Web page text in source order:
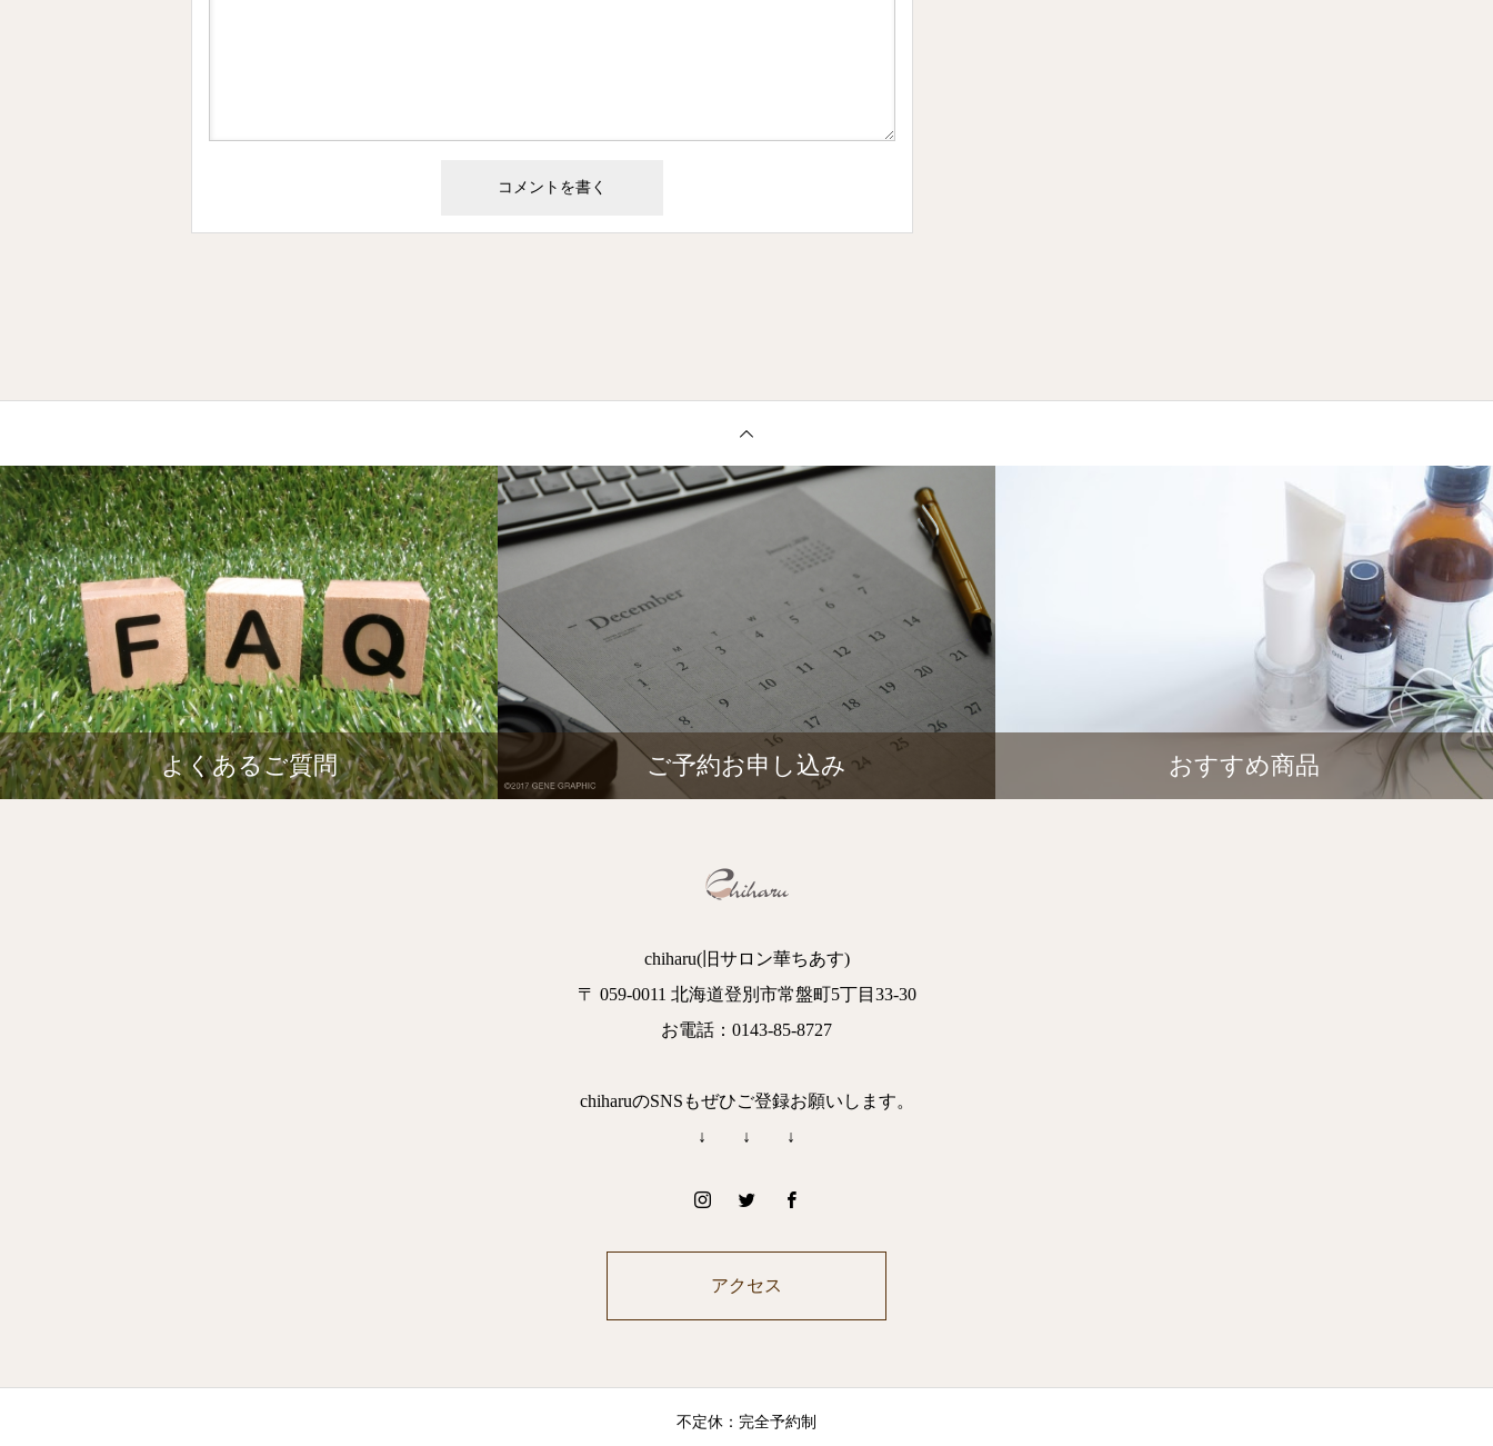
よくあるご質問 ご予約お申し込み おすすめ商品
chiharu(旧サロン華ちあす)
〒 059-0011 北海道登別市常盤町5丁目33-30
お電話：0143-85-8727
chiharuのSNSもぜひご登録お願いします。
↓ ↓ ↓
アクセス
不定休：完全予約制